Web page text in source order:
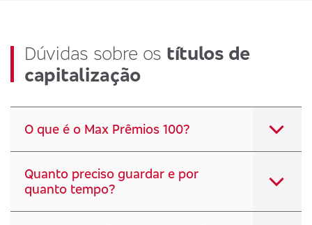
Dúvidas sobre os títulos de
capitalização
O que é o Max Prêmios 100?
Quanto preciso guardar e por
quanto tempo?